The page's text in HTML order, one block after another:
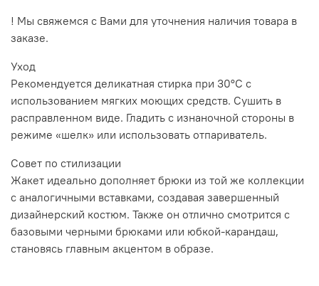
! Мы свяжемся с Вами для уточнения наличия товара в
заказе.
Уход
Рекомендуется деликатная стирка при 30°C с
использованием мягких моющих средств. Сушить в
расправленном виде. Гладить с изнаночной стороны в
режиме «шелк» или использовать отпариватель.
Совет по стилизации
Жакет идеально дополняет брюки из той же коллекции
с аналогичными вставками, создавая завершенный
дизайнерский костюм. Также он отлично смотрится с
базовыми черными брюками или юбкой-карандаш,
становясь главным акцентом в образе.